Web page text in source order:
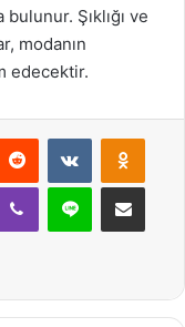
Şıklığı ve
modanın
edecektir.
Reddit VKontakte
Viber Line E-Posta ile